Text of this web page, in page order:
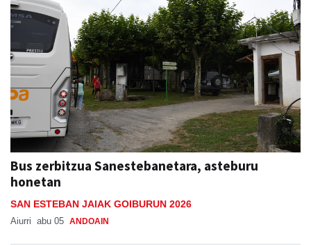
Bus zerbitzua Sanestebanetara, asteburu
honetan
SAN ESTEBAN JAIAK GOIBURUN 2026
Aiurri abu 05 ANDOAIN